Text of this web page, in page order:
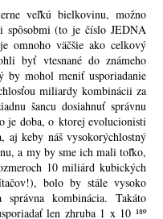
veľkú bielkovinu, možno
spôsobmi (to je číslo JEDNA
omnoho väčšie ako celkový
byť vtesnané do známeho
by mohol meniť usporiadanie
miliardy kombinácii za
šancu dosiahnuť správnu
je doba, o ktorej evolucionisti
aj keby náš vysokorýchlostný
a my by sme ich mali toľko,
10 miliárd kubických
bolo by stále vysoko
správna kombinácia. Takáto
len zhruba 1 x 10 ¹⁸º